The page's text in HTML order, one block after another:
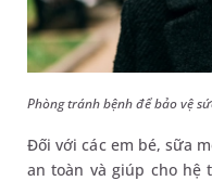
Phòng tránh bệnh để bảo vệ
Đối với các em bé, sữa
an toàn và giúp cho hệ